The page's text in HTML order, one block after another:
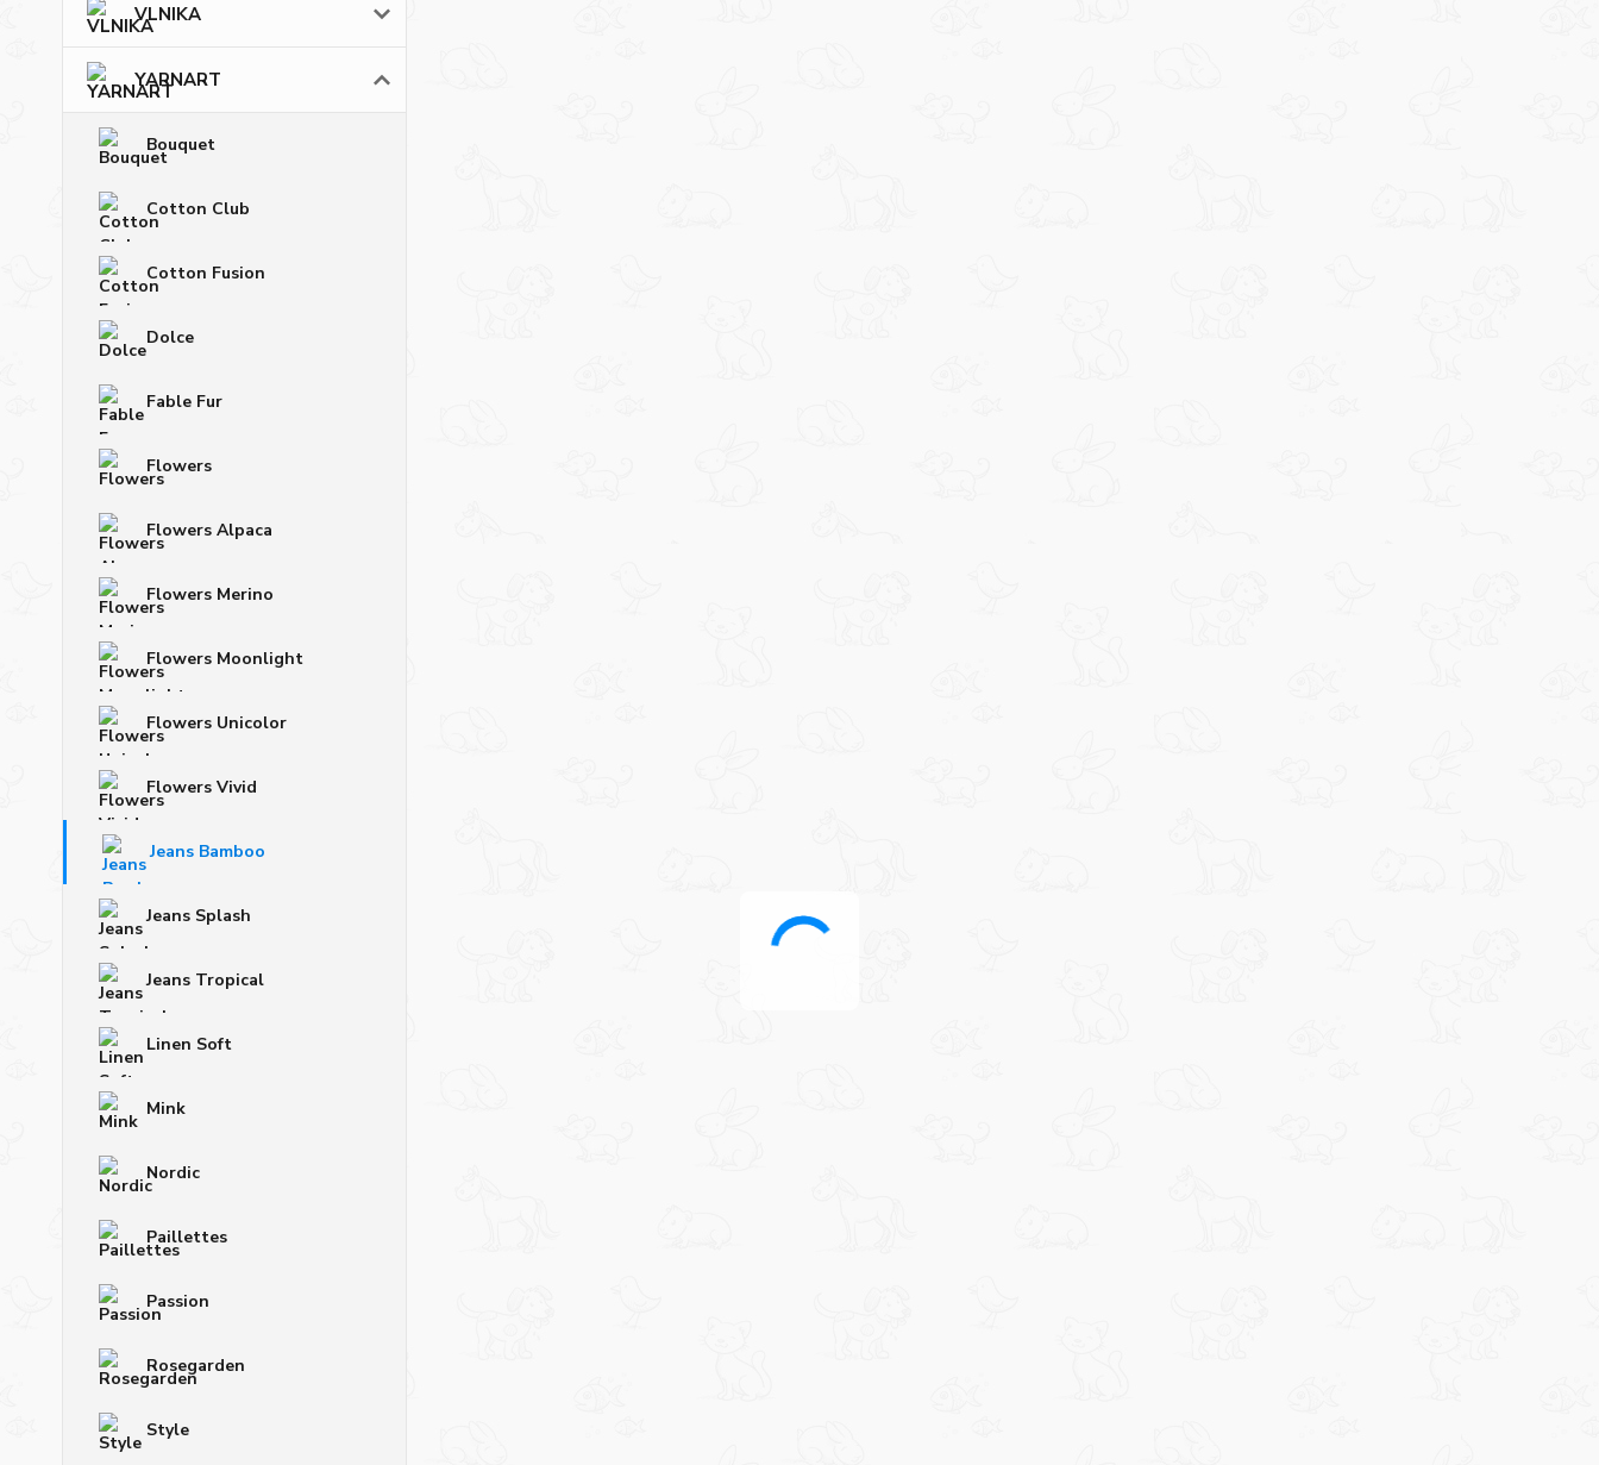
VLNIKA
YARNART
Bouquet
Cotton Club
Cotton Fusion
Dolce
Fable Fur
Flowers
Flowers Alpaca
Flowers Merino
Flowers Moonlight
Flowers Unicolor
Flowers Vivid
Jeans Bamboo
Jeans Splash
Jeans Tropical
Linen Soft
Mink
Nordic
Paillettes
Passion
Rosegarden
Style